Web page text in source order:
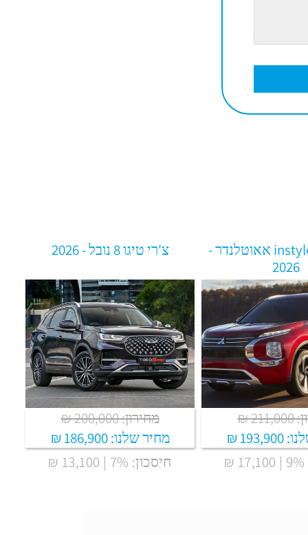
מיצובישי instyle אאוטלנדר -
2026
₪
193,900 ₪
צ'רי טיגו 8 נובל - 2026
מחירון: 200,000 ₪
מחיר שלנו:186,900 ₪
חיסכון: 7% | 13,100 ₪